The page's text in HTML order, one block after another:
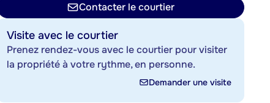
Contacter le courtier
Visite avec le courtier
Prenez rendez-vous avec le courtier pour visiter
la propriété à votre rythme, en personne.
Demander une visite